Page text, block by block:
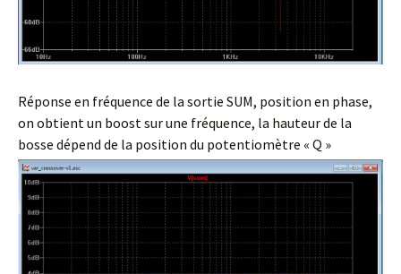
Réponse en fréquence de la sortie SUM, position en phase,
on obtient un boost sur une fréquence, la hauteur de la
bosse dépend de la position du potentiomètre « Q »